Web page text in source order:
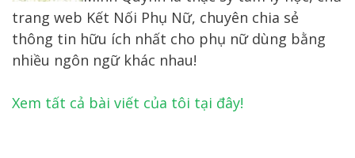
trang web Kết Nối Phụ Nữ, chuyên chia sẻ
thông tin hữu ích nhất cho phụ nữ dùng bằng
nhiều ngôn ngữ khác nhau!
Xem tất cả bài viết của tôi tại đây!